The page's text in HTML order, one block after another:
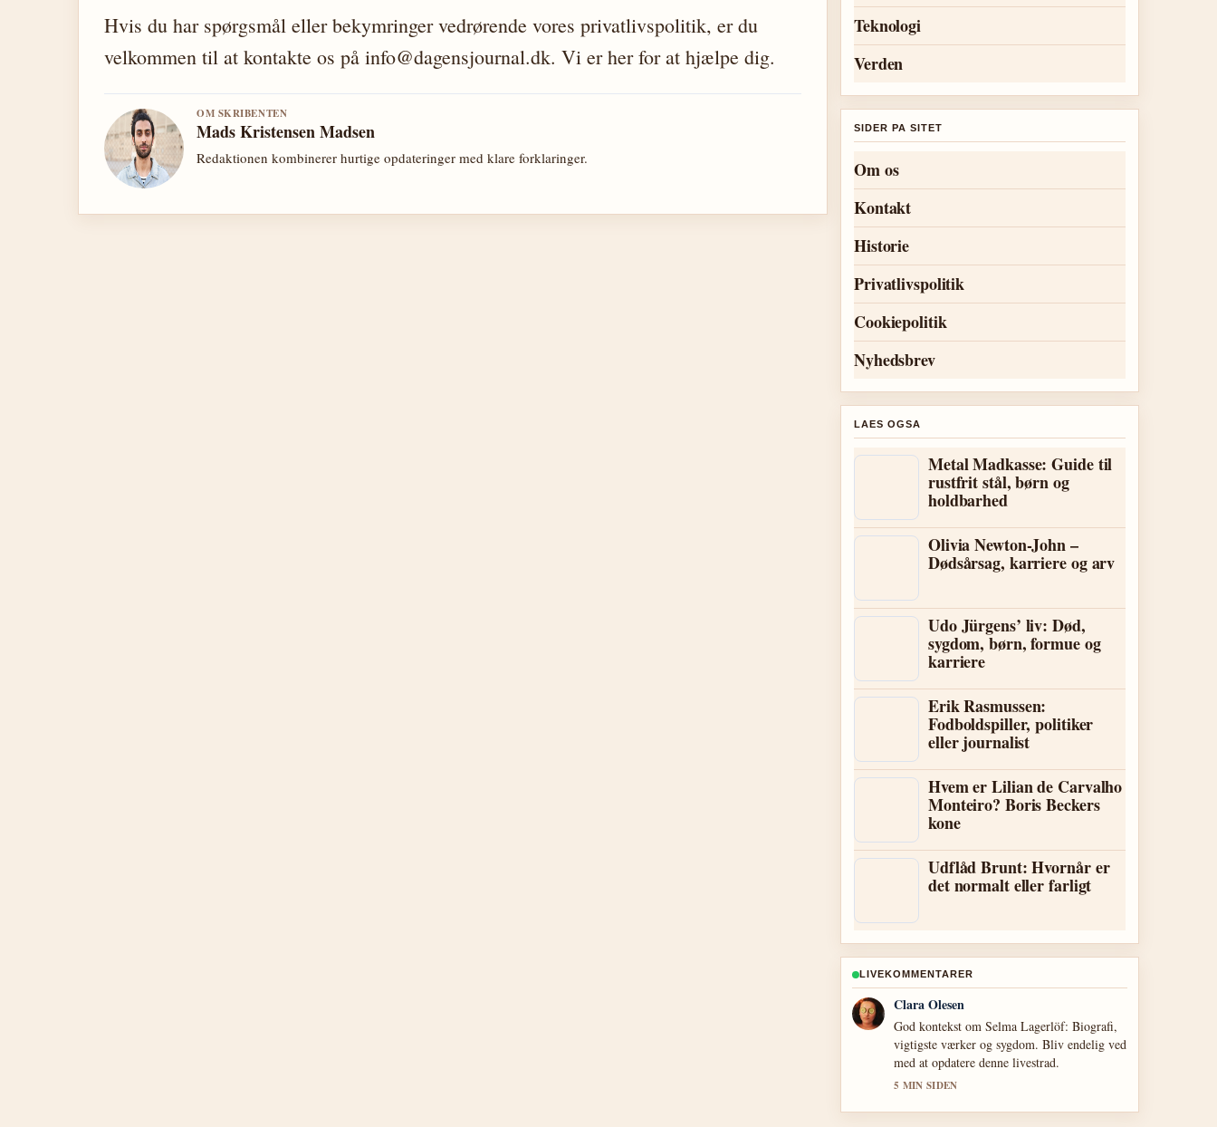
Hvis du har spørgsmål eller bekymringer vedrørende vores privatlivspolitik, er du
velkommen til at kontakte os på info@dagensjournal.dk. Vi er her for at hjælpe dig.
OM SKRIBENTEN
Mads Kristensen Madsen
Redaktionen kombinerer hurtige opdateringer med klare forklaringer.
Teknologi
Verden
SIDER PA SITET
Om os
Kontakt
Historie
Privatlivspolitik
Cookiepolitik
Nyhedsbrev
LAES OGSA
Metal Madkasse: Guide til
rustfrit stål, børn og
holdbarhed
Olivia Newton-John –
Dødsårsag, karriere og arv
Udo Jürgens’ liv: Død,
sygdom, børn, formue og
karriere
Erik Rasmussen:
Fodboldspiller, politiker
eller journalist
Hvem er Lilian de Carvalho
Monteiro? Boris Beckers
kone
Udflåd Brunt: Hvornår er
det normalt eller farligt
LIVEKOMMENTARER
Ida Andersen
Daekningen af Zahn McClarnon: Biografi,
etnicitet og privatliv virker solid og nem at
folge.
7 MIN SIDEN